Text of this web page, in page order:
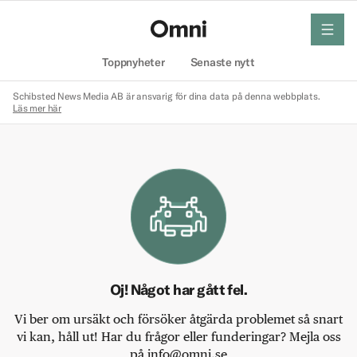
Toppnyheter Senaste nytt
meny
Schibsted News Media AB är ansvarig för dina data på denna webbplats.
Läs mer här
Oj! Något har gått fel.
Vi ber om ursäkt och försöker åtgärda problemet så snart
vi kan, håll ut! Har du frågor eller funderingar? Mejla oss